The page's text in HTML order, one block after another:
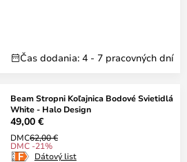
Čas dodania: 4 - 7 pracovných dní
Beam Stropni Koľajnica Bodové Svietidlá
White - Halo Design
49,00 €
DMC62,00 €
DMC -21%
Dátový list